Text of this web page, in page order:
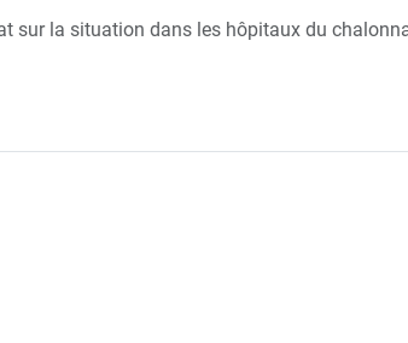
sur la situation dans les hôpitaux du